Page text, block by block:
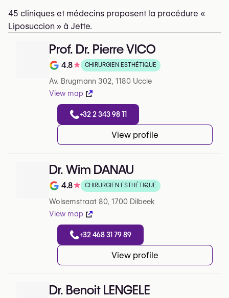
45 cliniques et médecins proposent la procédure «
Liposuccion » à Jette.
Prof. Dr. Pierre VICO
Note de 4.8 sur 5 sur Google
4.8★ CHIRURGIEN ESTHÉTIQUE
Av. Brugmann 302, 1180 Uccle
View map
+32 2 343 98 11
View profile
Dr. Wim DANAU
Note de 4.8 sur 5 sur Google
4.8★ CHIRURGIEN ESTHÉTIQUE
Wolsemstraat 80, 1700 Dilbeek
View map
+32 468 31 79 89
View profile
Dr. Benoit LENGELE